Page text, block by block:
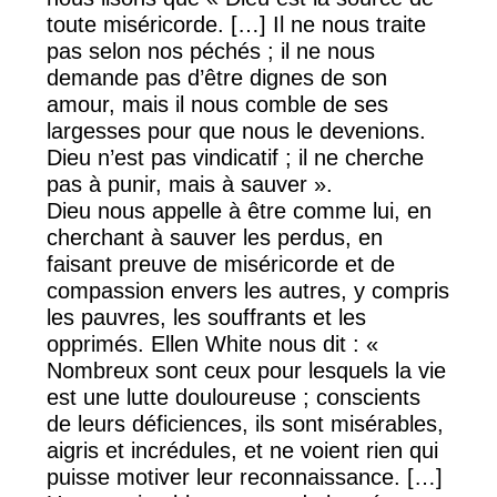
toute miséricorde. […] Il ne nous traite
pas selon nos péchés ; il ne nous
demande pas d’être dignes de son
amour, mais il nous comble de ses
largesses pour que nous le devenions.
Dieu n’est pas vindicatif ; il ne cherche
pas à punir, mais à sauver ».
Dieu nous appelle à être comme lui, en
cherchant à sauver les perdus, en
faisant preuve de miséricorde et de
compassion envers les autres, y compris
les pauvres, les souffrants et les
opprimés. Ellen White nous dit : «
Nombreux sont ceux pour lesquels la vie
est une lutte douloureuse ; conscients
de leurs déficiences, ils sont misérables,
aigris et incrédules, et ne voient rien qui
puisse motiver leur reconnaissance. […]